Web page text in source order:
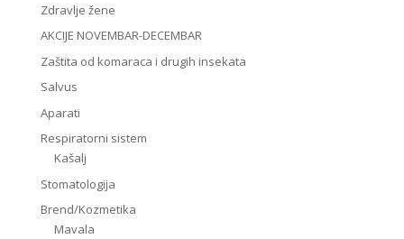
Zdravlje žene
AKCIJE NOVEMBAR-DECEMBAR
Zaštita od komaraca i drugih insekata
Salvus
Aparati
Respiratorni sistem
Kašalj
Stomatologija
Brend/Kozmetika
Mavala